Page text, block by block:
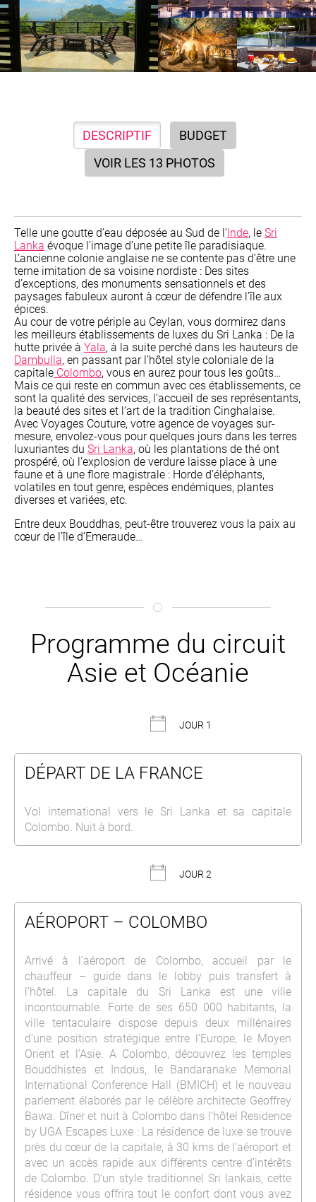
DESCRIPTIF
BUDGET
VOIR LES 13 PHOTOS
Telle une goutte d’eau déposée au Sud de l’Inde, le Sri
Lanka évoque l’image d’une petite île paradisiaque.
L’ancienne colonie anglaise ne se contente pas d’être une
terne imitation de sa voisine nordiste : Des sites
d’exceptions, des monuments sensationnels et des
paysages fabuleux auront à cœur de défendre l’île aux
épices.
Au cour de votre périple au Ceylan, vous dormirez dans
les meilleurs établissements de luxes du Sri Lanka : De la
hutte privée à Yala, à la suite perché dans les hauteurs de
Dambulla, en passant par l’hôtel style coloniale de la
capitale Colombo, vous en aurez pour tous les goûts…
Mais ce qui reste en commun avec ces établissements, ce
sont la qualité des services, l‘accueil de ses représentants,
la beauté des sites et l’art de la tradition Cinghalaise.
Avec Voyages Couture, votre agence de voyages sur-
mesure, envolez-vous pour quelques jours dans les terres
luxuriantes du Sri Lanka, où les plantations de thé ont
prospéré, où l’explosion de verdure laisse place à une
faune et à une flore magistrale : Horde d’éléphants,
volatiles en tout genre, espèces endémiques, plantes
diverses et variées, etc.
Entre deux Bouddhas, peut-être trouverez vous la paix au
cœur de l’île d’Emeraude…
Programme du circuit
Asie et Océanie
JOUR 1
DÉPART DE LA FRANCE
Vol international vers le Sri Lanka et sa capitale
Colombo. Nuit à bord.
JOUR 2
AÉROPORT – COLOMBO
Arrivé à l’aéroport de Colombo, accueil par le
chauffeur – guide dans le lobby puis transfert à
l’hôtel. La capitale du Sri Lanka est une ville
incontournable. Forte de ses 650 000 habitants, la
ville tentaculaire dispose depuis deux millénaires
d’une position stratégique entre l’Europe, le Moyen
Orient et l’Asie. A Colombo, découvrez les temples
Bouddhistes et Indous, le Bandaranake Memorial
International Conference Hall (BMICH) et le nouveau
parlement élaborés par le célèbre architecte Geoffrey
Bawa. Dîner et nuit à Colombo dans l’hôtel Residence
by UGA Escapes Luxe : La résidence de luxe se trouve
près du cœur de la capitale, à 30 kms de l’aéroport et
avec un accès rapide aux différents centre d’intérêts
de Colombo. D’un style traditionnel Sri lankais, cette
résidence vous offrira tout le confort dont vous avez